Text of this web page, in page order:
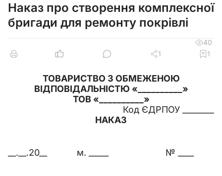
Наказ про створення комплексної
бригади для ремонту покрівлі
40
1
1
ТОВАРИСТВО З ОБМЕЖЕНОЮ
ВІДПОВІДАЛЬНІСТЮ «__________»
ТОВ «__________»
Код ЄДРПОУ ________
НАКАЗ
__.__.20__ м. _____ № ____